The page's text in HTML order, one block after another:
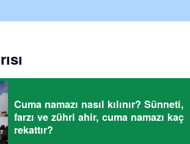
Cuma namazı nasıl kılınır? Sünneti,
farzı ve zühri ahir, cuma namazı kaç
rekattır?